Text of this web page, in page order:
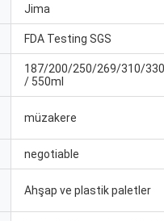
Jima
FDA Testing SGS
187/200/250/269/310/
/ 550ml
müzakere
negotiable
Ahşap ve plastik paletler